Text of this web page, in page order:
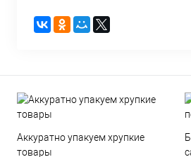
Аккуратно упакуем хрупкие
товары